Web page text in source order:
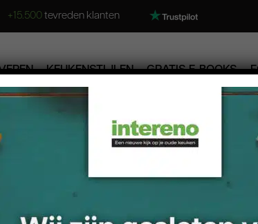
+15.500 tevreden klanten
KEUKENSTIJLEN GRATIS E-BOOKS